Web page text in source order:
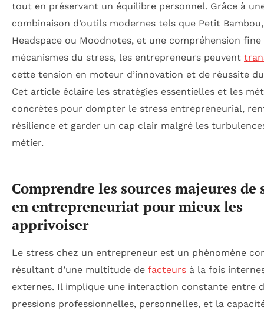
tout en préservant un équilibre personnel. Grâce à
combinaison d’outils modernes tels que Petit Bambou,
Headspace ou Moodnotes, et une compréhension fine
mécanismes du stress, les entrepreneurs peuvent
cette tension en moteur d’innovation et de réussite
Cet article éclaire les stratégies essentielles et les
concrètes pour dompter le stress entrepreneurial,
résilience et garder un cap clair malgré les
métier.
Comprendre les sources majeures de
en entrepreneuriat pour mieux les
apprivoiser
Le stress chez un entrepreneur est un phénomène
résultant d’une multitude de facteurs à la fois
externes. Il implique une interaction constante entre
pressions professionnelles, personnelles, et la